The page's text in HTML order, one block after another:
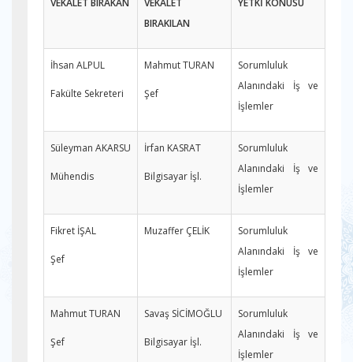
VEKÂLET BIRAKAN
VEKÂLET
BIRAKILAN
YETKİ KONUSU
İhsan ALPUL
Fakülte Sekreteri
Mahmut TURAN
Şef
Sorumluluk
Alanındaki İş ve
İşlemler
Süleyman AKARSU
Mühendis
İrfan KASRAT
Bilgisayar İşl.
Sorumluluk
Alanındaki İş ve
İşlemler
Fikret İŞAL
Şef
Muzaffer ÇELİK
Sorumluluk
Alanındaki İş ve
İşlemler
Mahmut TURAN
Şef
Savaş SİCİMOĞLU
Bilgisayar İşl.
Sorumluluk
Alanındaki İş ve
İşlemler